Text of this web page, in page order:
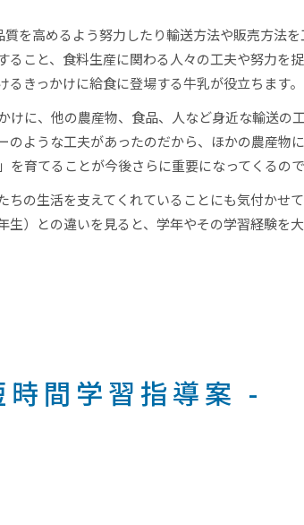
を高めるよう努力したり輸送方法や販売方法
こと、食料生産に関わる人々の工夫や努力を
きっかけに給食に登場する牛乳が役立ちます。
に、他の農産物、食品、人など身近な輸送の
ような工夫があったのだから、ほかの農産物
育てることが今後さらに重要になってくるので
の生活を支えてくれていることにも気付かせ
）との違いを見ると、学年やその学習経験を
間学習指導案 -